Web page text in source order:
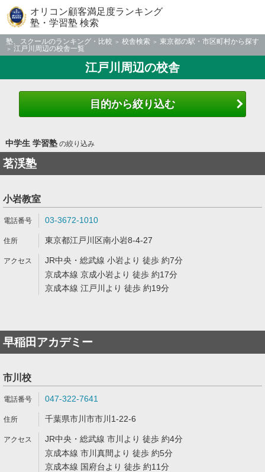
オリコン顧客満足度ランキング
塾・学習塾 検索
塾、スクールのランキング・比較 校舎検索
東京都の駅・市区町村から探す
江戸川周辺の校舎一覧
江戸川周辺の校舎
目的から絞り込む
中学生 学習塾の絞り込み
茗渓塾
小岩教室
03-3672-1010
東京都江戸川区南小岩8-4-27
JR中央・総武線 小岩より 徒歩 約7分
京成本線 京成小岩より 徒歩 約17分
京成本線 江戸川より 徒歩 約19分
早稲田アカデミー
市川校
047-322-7641
千葉県市川市市川1-22-6
JR中央・総武線 市川より 徒歩 約4分
京成本線 市川真間より 徒歩 約5分
京成本線 国府台より 徒歩 約11分